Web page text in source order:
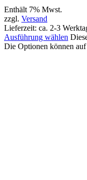
Enthält 7% Mwst.
zzgl. Versand
Lieferzeit: ca. 2-3
Ausführung wählen
Die Optionen können